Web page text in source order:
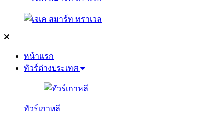
หน้าแรก
ทัวร์ต่างประเทศ
ทัวร์เกาหลี